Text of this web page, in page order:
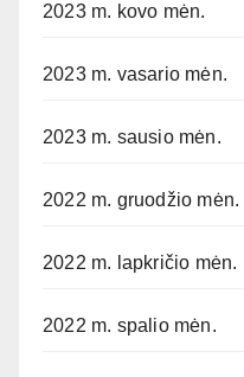
2023 m. kovo mėn.
2023 m. vasario mėn.
2023 m. sausio mėn.
2022 m. gruodžio mėn.
2022 m. lapkričio mėn.
2022 m. spalio mėn.